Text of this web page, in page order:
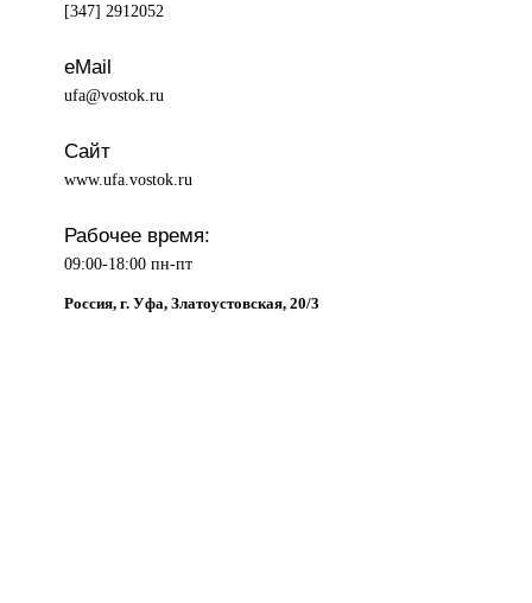
[347] 2912052
eMail
ufa@vostok.ru
Сайт
www.ufa.vostok.ru
Рабочее время:
09:00-18:00 пн-пт
Россия, г. Уфа, Златоустовская, 20/3